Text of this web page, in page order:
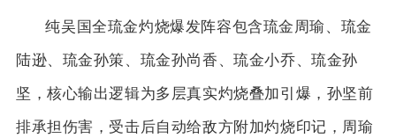
纯吴国全琉金灼烧爆发阵容包含琉金周瑜、琉金
陆逊、琉金孙策、琉金孙尚香、琉金小乔、琉金孙
坚，核心输出逻辑为多层真实灼烧叠加引爆，孙坚前
排承担伤害，受击后自动给敌方附加灼烧印记，周瑜